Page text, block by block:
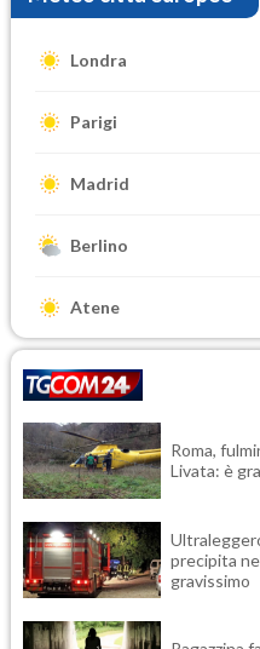
Londra
Parigi
Madrid
Berlino
Atene
Roma,
Livata: è
precipita
gravissimo